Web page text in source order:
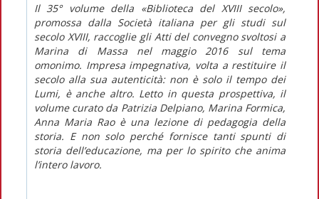
Il 35° volume della «Biblioteca del XVIII secolo»,
promossa dalla Società italiana per gli studi sul
secolo XVIII, raccoglie gli Atti del convegno svoltosi a
Marina di Massa nel maggio 2016 sul tema
omonimo. Impresa impegnativa, volta a restituire il
secolo alla sua autenticità: non è solo il tempo dei
Lumi, è anche altro. Letto in questa prospettiva, il
volume curato da Patrizia Delpiano, Marina Formica,
Anna Maria Rao è una lezione di pedagogia della
storia. E non solo perché fornisce tanti spunti di
storia dell’educazione, ma per lo spirito che anima
l’intero lavoro.